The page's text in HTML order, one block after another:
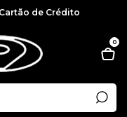
de Crédito
0